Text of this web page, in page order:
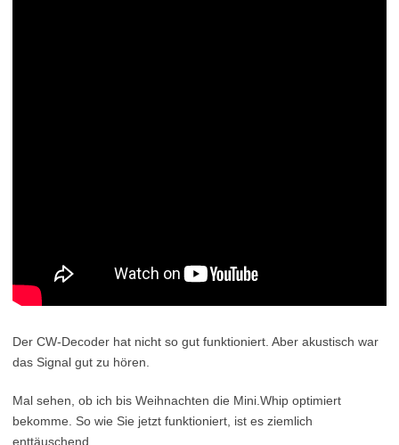
Der CW-Decoder hat nicht so gut funktioniert. Aber akustisch war
das Signal gut zu hören.
Mal sehen, ob ich bis Weihnachten die Mini.Whip optimiert
bekomme. So wie Sie jetzt funktioniert, ist es ziemlich
enttäuschend.